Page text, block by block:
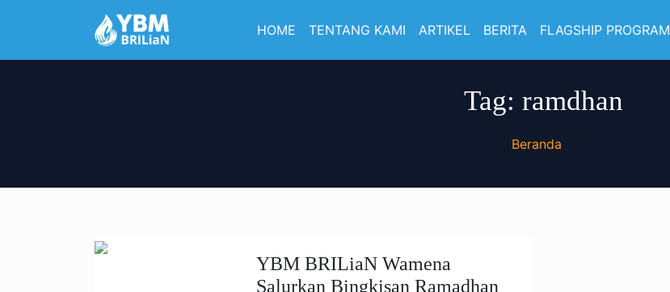
HOME TENTANG KAMI ARTIKEL BERITA FLAGSHIP PROGRAM
Tag: ramdhan
Beranda
YBM BRILiaN Wamena
Salurkan Bingkisan Ramadhan